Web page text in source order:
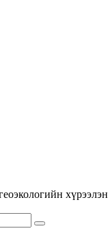
хүрээлэн